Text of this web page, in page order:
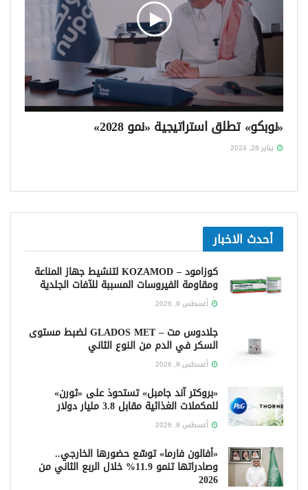
«نوبكو» تطلق استراتيجية «نمو 2028»
يناير 28, 2024
أحدث الاخبار
كوزامود – KOZAMOD لتنشيط جهاز المناعة
ومقاومة الفيروسات المسببة للآفات الجلدية
أغسطس 9, 2026
جلادوس مت – GLADOS MET لضبط مستوى
السكر في الدم من النوع الثاني
أغسطس 9, 2026
«بروكتر آند جامبل» تستحوذ على «ثورن»
للمكملات الغذائية مقابل 3.8 مليار دولار
أغسطس 8, 2026
«أفالون فارما» توسّع حضورها الخارجي..
وصادراتها تنمو 11.9% خلال الربع الثاني من
2026